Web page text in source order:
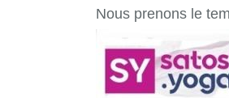
Nous prenons le